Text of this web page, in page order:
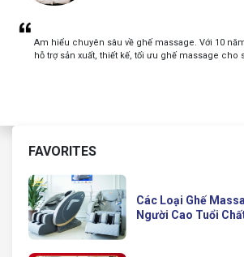
Am hiểu chuyên sâu về ghế massage. Với 10
hỗ trợ sản xuất, thiết kế, tối ưu ghế massage cho
FAVORITES
Các Loại Ghế
Người Cao Tuổi